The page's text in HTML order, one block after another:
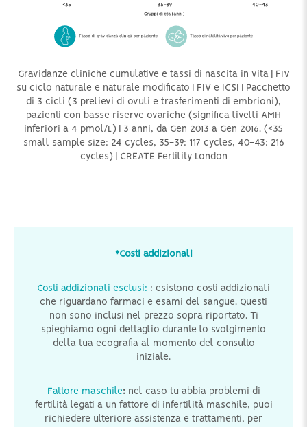
Gravidanze cliniche cumulative e tassi di nascita in vita | FIV
su ciclo naturale e naturale modificato | FIV e ICSI | Pacchetto
di 3 cicli (3 prelievi di ovuli e trasferimenti di embrioni),
pazienti con basse riserve ovariche (significa livelli AMH
inferiori a 4 pmol/L) | 3 anni, da Gen 2013 a Gen 2016. (<35
small sample size: 24 cycles, 35-39: 117 cycles, 40-43: 216
cycles) | CREATE Fertility London
*Costi addizionali
Costi addizionali esclusi: : esistono costi addizionali
che riguardano farmaci e esami del sangue. Questi
non sono inclusi nel prezzo sopra riportato. Ti
spieghiamo ogni dettaglio durante lo svolgimento
della tua ecografia al momento del consulto
iniziale.
Fattore maschile:nel caso tu abbia problemi di
fertilità legati a un fattore di infertilità maschile, puoi
richiedere ulteriore assistenza e trattamenti, per